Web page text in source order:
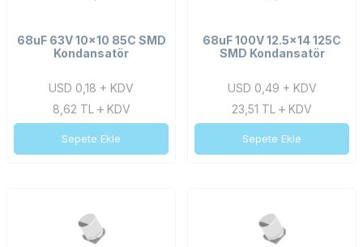
68uF 63V 10x10 85C SMD
Kondansatör
USD 0,18 + KDV
8,62 TL KDV
Sepete Ekle
68uF 100V 12.5x14 125C
SMD Kondansatör
USD 0,49 + KDV
23,51 TL KDV
Sepete Ekle